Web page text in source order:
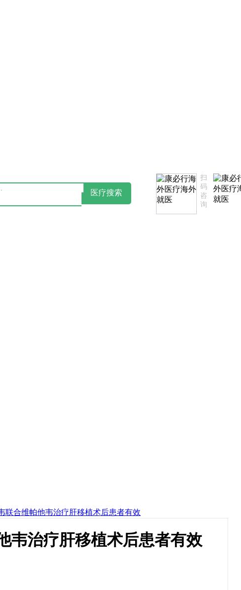
医疗搜索
扫
码
咨
询
联合维帕他韦治疗肝移植术后患者有效
韦治疗肝移植术后患者有效